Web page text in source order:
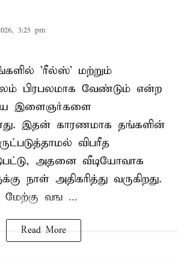
3:25 pm
'ரீல்ஸ்' மற்றும்
பிரபலமாக வேண்டும் என்ற
இளைஞர்களை
இதன் காரணமாக தங்களின்
விபரீத
அதனை வீடியோவாக
நாள் அதிகரித்து வருகிறது.
வங ...
Read More